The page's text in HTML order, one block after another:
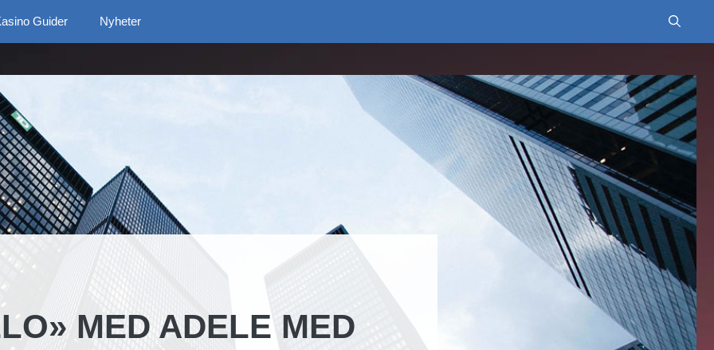
Guider Nyheter
MED ADELE MED